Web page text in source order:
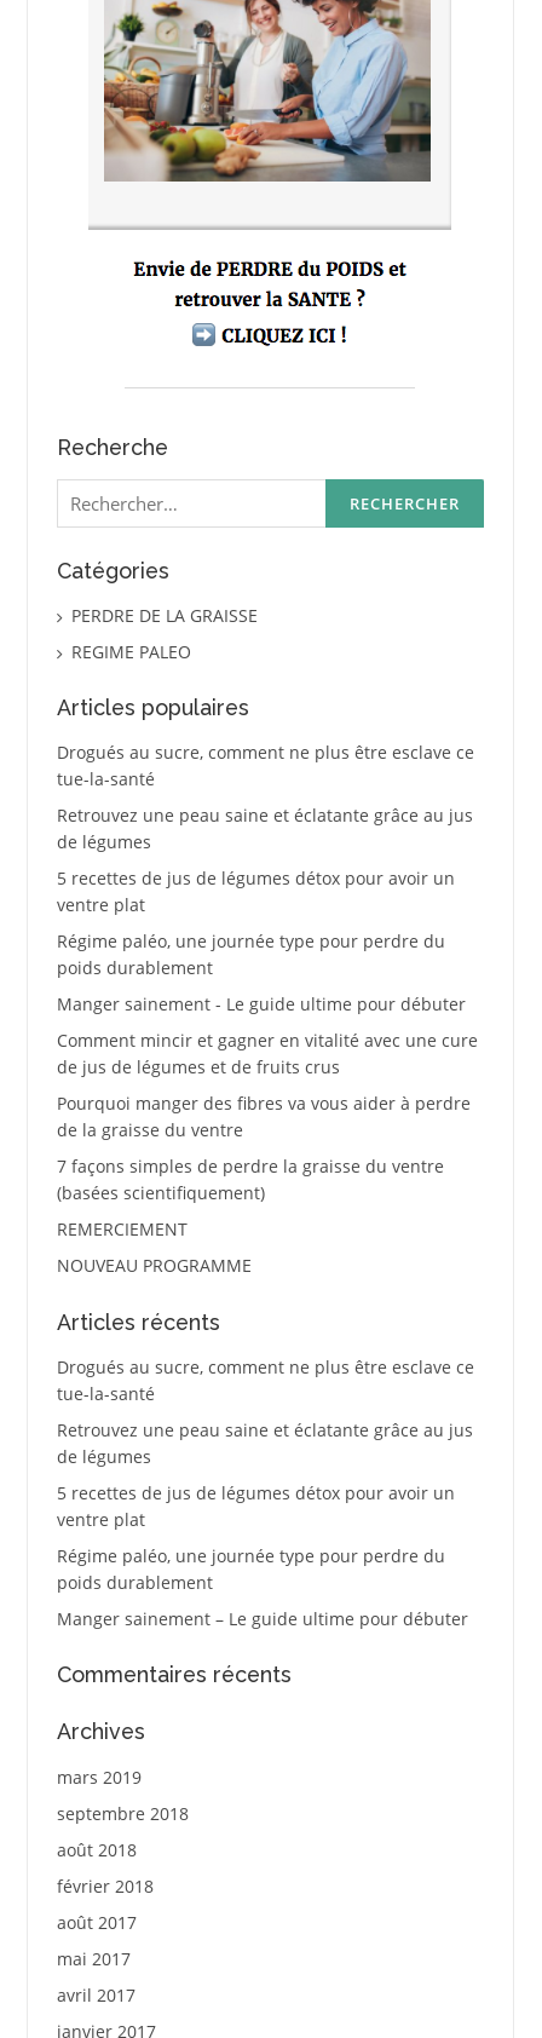
Recherche
Rechercher :
Catégories
PERDRE DE LA GRAISSE
REGIME PALEO
Articles populaires
Drogués au sucre, comment ne plus être esclave ce
tue-la-santé
Retrouvez une peau saine et éclatante grâce au jus
de légumes
5 recettes de jus de légumes détox pour avoir un
ventre plat
Régime paléo, une journée type pour perdre du
poids durablement
Manger sainement - Le guide ultime pour débuter
Comment mincir et gagner en vitalité avec une cure
de jus de légumes et de fruits crus
Pourquoi manger des fibres va vous aider à perdre
de la graisse du ventre
7 façons simples de perdre la graisse du ventre
(basées scientifiquement)
REMERCIEMENT
NOUVEAU PROGRAMME
Articles récents
Drogués au sucre, comment ne plus être esclave ce
tue-la-santé
Retrouvez une peau saine et éclatante grâce au jus
de légumes
5 recettes de jus de légumes détox pour avoir un
ventre plat
Régime paléo, une journée type pour perdre du
poids durablement
Manger sainement – Le guide ultime pour débuter
Commentaires récents
Archives
mars 2019
septembre 2018
août 2018
février 2018
août 2017
mai 2017
avril 2017
janvier 2017